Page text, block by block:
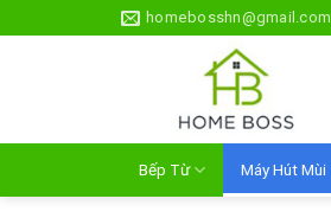
to
homebosshn@gmail.com
Bếp Từ Máy Hút Mùi